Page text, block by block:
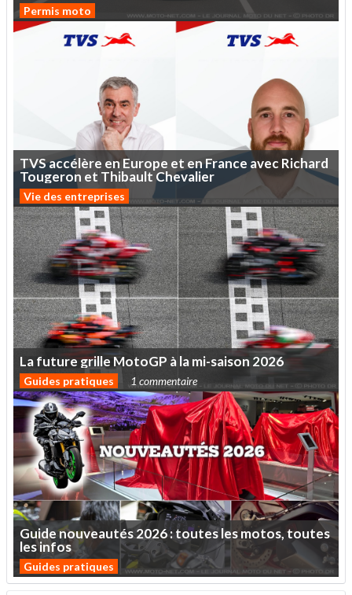
Permis moto
TVSaccélère enEurope et enFrance avecRichard
Tougeron et Thibault Chevalier
Vie des entreprises
Lafuturegrille MotoGP àlami-saison 2026
Guides pratiques 1 commentaire
Guidenouveautés2026:touteslesmotos,toutes
lesinfos
Guides pratiques